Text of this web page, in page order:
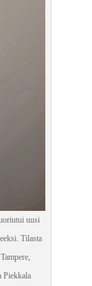
uusi
Tilasta
Piekkala